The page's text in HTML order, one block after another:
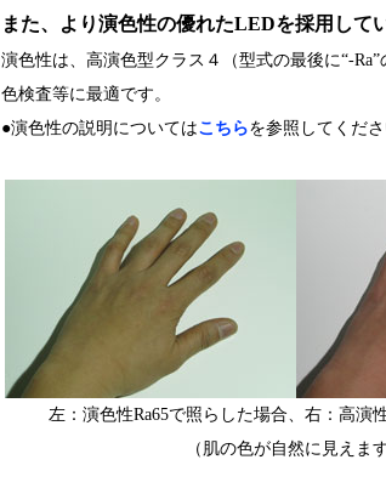
また、より演色性の優れたLEDを採用して
演色性は、高演色型クラス４（型式の最後に“-Ra”
色検査等に最適です。
●演色性の説明についてはこちらを参照してくださ
左：演色性Ra65で照らした場合、右：高演
（肌の色が自然に見えます